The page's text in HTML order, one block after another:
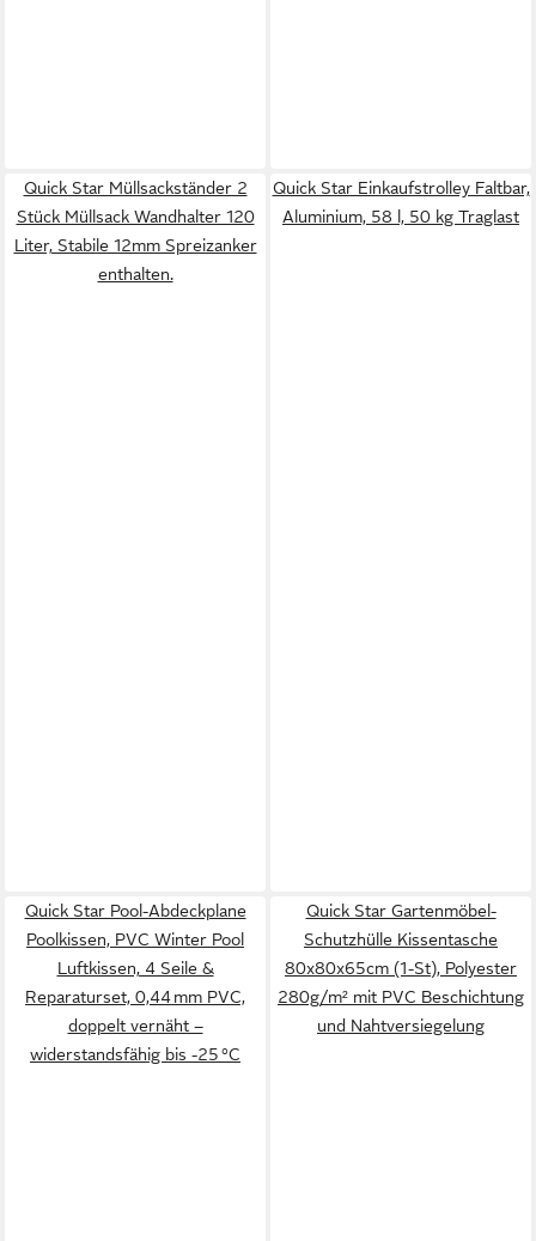
Quick Star Müllsackständer 2
Stück Müllsack Wandhalter 120
Liter, Stabile 12mm Spreizanker
enthalten.
Quick Star Einkaufstrolley Faltbar,
Aluminium, 58 l, 50 kg Traglast
Quick Star Pool-Abdeckplane
Poolkissen, PVC Winter Pool
Luftkissen, 4 Seile &
Reparaturset, 0,44 mm PVC,
doppelt vernäht –
widerstandsfähig bis -25 °C
Quick Star Gartenmöbel-
Schutzhülle Kissentasche
80x80x65cm (1-St), Polyester
280g/m² mit PVC Beschichtung
und Nahtversiegelung